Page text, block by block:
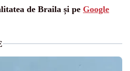
de Braila și pe Google